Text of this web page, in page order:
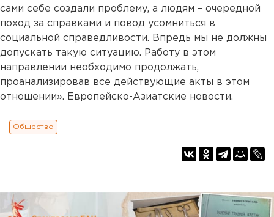
сами себе создали проблему, а людям – очередной
поход за справками и повод усомниться в
социальной справедливости. Впредь мы не должны
допускать такую ситуацию. Работу в этом
направлении необходимо продолжать,
проанализировав все действующие акты в этом
отношении». Европейско-Азиатские новости.
Общество